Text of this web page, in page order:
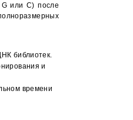
G или C) после
библиотек.
и
времени